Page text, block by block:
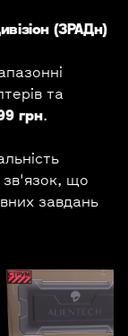
(ЗРАДн)
та
грн.
зв'язок, що
завдань